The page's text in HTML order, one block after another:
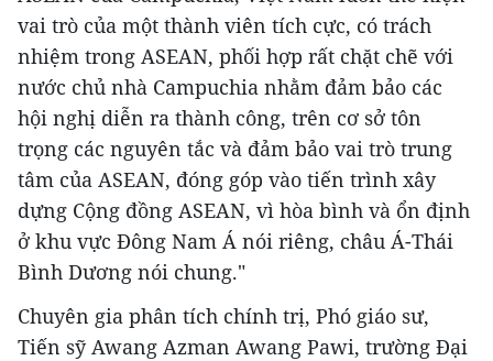
vai trò của một thành viên tích cực, có trách
nhiệm trong ASEAN, phối hợp rất chặt chẽ với
nước chủ nhà Campuchia nhằm đảm bảo các
hội nghị diễn ra thành công, trên cơ sở tôn
trọng các nguyên tắc và đảm bảo vai trò trung
tâm của ASEAN, đóng góp vào tiến trình xây
dựng Cộng đồng ASEAN, vì hòa bình và ổn định
ở khu vực Đông Nam Á nói riêng, châu Á-Thái
Bình Dương nói chung."
Chuyên gia phân tích chính trị, Phó giáo sư,
Tiến sỹ Awang Azman Awang Pawi, trường Đại